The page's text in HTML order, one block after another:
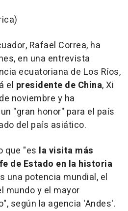
Rafael Correa, ha
en una entrevista
ecuatoriana de Los Ríos,
el presidente de China, Xi
noviembre y ha
"gran honor" para el país
del país asiático.
que "es la visita más
de Estado en la historia
una potencia mundial, el
mundo y el mayor
según la agencia 'Andes'.